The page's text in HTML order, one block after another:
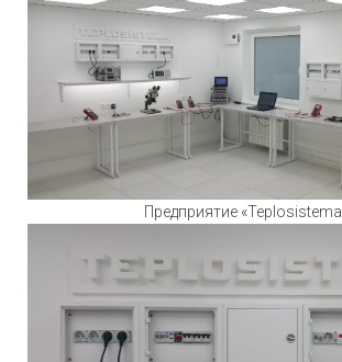
Предприятие